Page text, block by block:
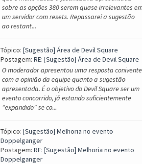
sobre as opções 380 serem quase irrelevantes
um servidor com resets. Repassarei a sugestão
ao restant...
Tópico: [Sugestão] Área de Devil Square
Postagem: RE: [Sugestão] Área de Devil Square
O moderador apresentou uma resposta conivente
com a opinião da equipe quanto a sugestão
apresentada. É o objetivo do Devil Square ser um
evento concorrido, já estando suficientemente
"expandido" se co...
Tópico: [Sugestão] Melhoria no evento
Doppelganger
Postagem: RE: [Sugestão] Melhoria no evento
Doppelganger